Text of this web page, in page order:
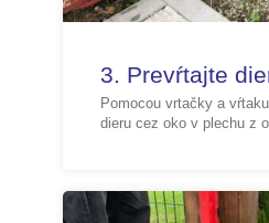
3. Prevŕtajte
Pomocou vrtačky a
dieru cez oko v plechu z